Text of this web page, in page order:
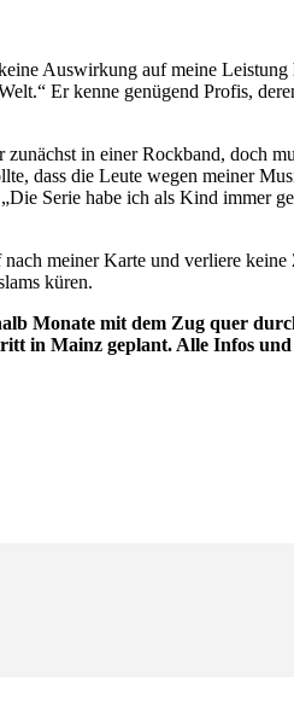
Auswirkung auf meine
Er kenne genügend Profis,
in einer Rockband, doch
dass die Leute wegen meiner
Serie habe ich als Kind immer
meiner Karte und verliere keine
küren.
Monate mit dem Zug quer
in Mainz geplant. Alle Infos